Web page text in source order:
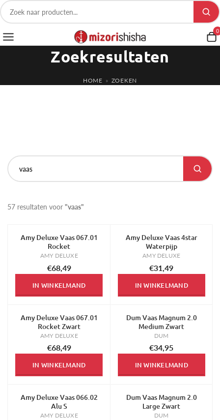
0
Zoekresultaten
HOME » ZOEKEN
57 resultaten voor "vaas"
Amy Deluxe Vaas 067.01
Rocket
AMY DELUXE
€68,49
IN WINKELMAND
Amy Deluxe Vaas 4star
Waterpijp
AMY DELUXE
€31,49
IN WINKELMAND
Amy Deluxe Vaas 067.01
Rocket Zwart
AMY DELUXE
€68,49
IN WINKELMAND
Dum Vaas Magnum 2.0
Medium Zwart
DUM
€34,95
IN WINKELMAND
Amy Deluxe Vaas 066.02
Alu S
AMY DELUXE
Dum Vaas Magnum 2.0
Large Zwart
DUM